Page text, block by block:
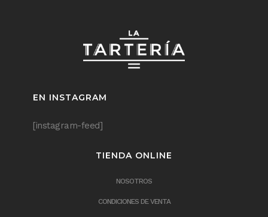
EN INSTAGRAM
[instagram-feed]
TIENDA ONLINE
NOSOTROS
CONDICIONES DE VENTA